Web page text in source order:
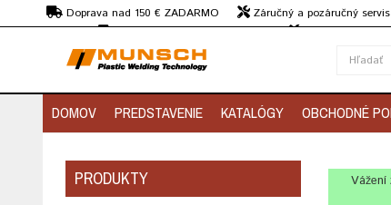
Doprava nad 150 € ZADARMO Záručný a pozáručný
strojov
Doprava nad 150 € ZADARMO Záručný a
Predvedenie strojov
DOMOV PREDSTAVENIE KATALÓGY OBCHODNÉ
PRODUKTY Vážení